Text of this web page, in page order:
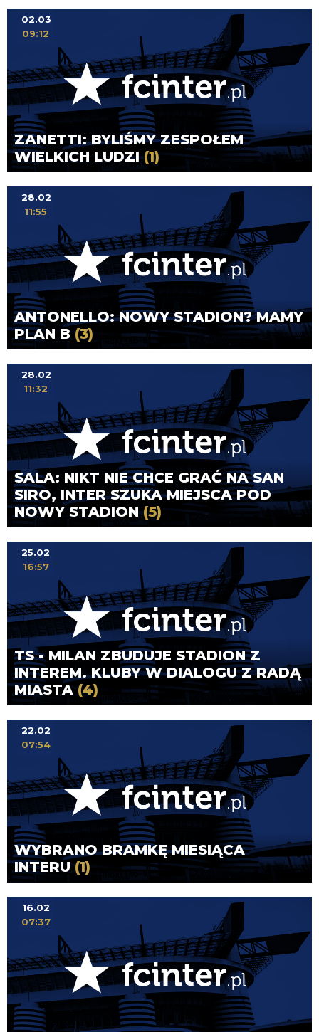
ZANETTI: BYLIŚMY ZESPOŁEM
WIELKICH LUDZI(1)
02.03
09:12
ANTONELLO: NOWY STADION? MAMY
PLAN B(3)
28.02
11:55
SALA: NIKT NIE CHCE GRAĆ NA SAN
SIRO, INTER SZUKA MIEJSCA POD
NOWY STADION(5)
28.02
11:32
TS - MILAN ZBUDUJE STADION Z
INTEREM. KLUBY W DIALOGU Z RADĄ
MIASTA (4)
25.02
16:57
WYBRANO BRAMKĘ MIESIĄCA
INTERU(1)
22.02
07:54
16.02
07:37